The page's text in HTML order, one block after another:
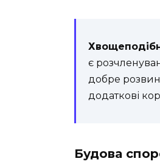
є
добре
додаткові
Будова